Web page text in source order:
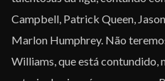
Campbell, Patrick Queen,
Marlon Humphrey. Não
Williams, que está contundido,